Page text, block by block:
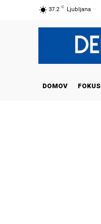
37.2 C Ljubljana
DOMOV FOKUS